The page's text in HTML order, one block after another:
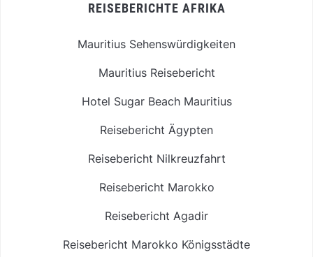
REISEBERICHTE AFRIKA
Mauritius Sehenswürdigkeiten
Mauritius Reisebericht
Hotel Sugar Beach Mauritius
Reisebericht Ägypten
Reisebericht Nilkreuzfahrt
Reisebericht Marokko
Reisebericht Agadir
Reisebericht Marokko Königsstädte